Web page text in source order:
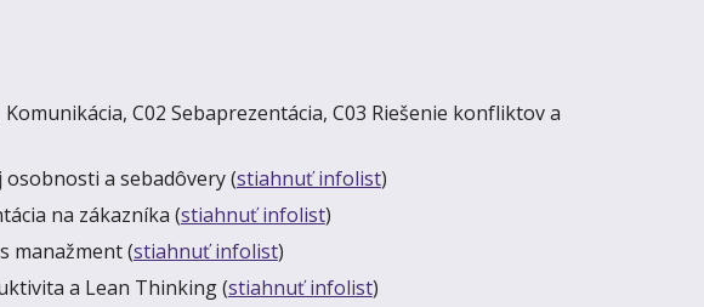
C02 Sebaprezentácia, C03 Riešenie konfliktov a
a sebadôvery (stiahnuť infolist)
na zákazníka (stiahnuť infolist)
manažment (stiahnuť infolist)
a Lean Thinking (stiahnuť infolist)